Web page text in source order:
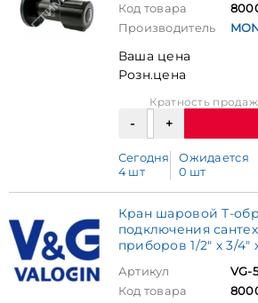
Код товара
Производитель
Ваша цена
Розн.цена
Кратность
Сегодня
4 шт
Ожидается
0 шт
Кран шаровой Т-
подключения
приборов 1/2" х 3/4"
Артикул
VG-
Код товара